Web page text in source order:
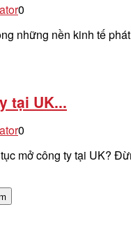
0
những nền kinh tế
tại UK...
0
mở công ty tại UK?